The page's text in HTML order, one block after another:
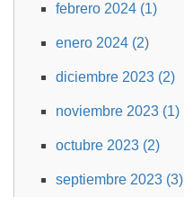
febrero 2024 (1)
enero 2024 (2)
diciembre 2023 (2)
noviembre 2023 (1)
octubre 2023 (2)
septiembre 2023 (3)